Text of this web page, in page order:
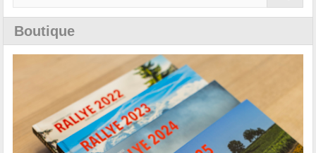
Boutique